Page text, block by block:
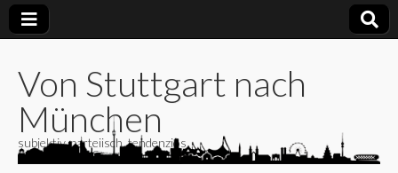
Von Stuttgart nach
München
subjektiv, parteiisch, tendenziös